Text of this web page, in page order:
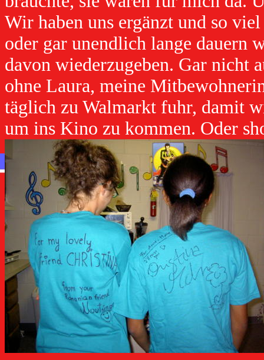
Wir haben uns ergänzt und so
oder gar unendlich lange dauern
davon wiederzugeben. Gar nicht
ohne Laura, meine
täglich zu Walmarkt fuhr, damit
um ins Kino zu kommen. Oder